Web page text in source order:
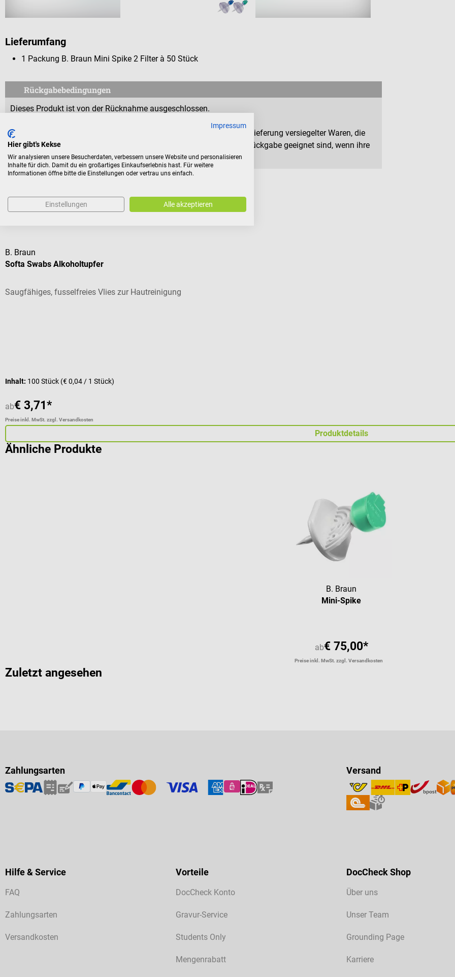
Lieferumfang
1 Packung B. Braun Mini Spike 2 Filter à 50 Stück
Rückgabebedingungen
Dieses Produkt ist von der Rücknahme ausgeschlossen.
Für Verbraucher besteht das Widerrufsrecht nicht bei Verträgen zur Lieferung versiegelter Waren, die
aus Gründen des Gesundheitsschutzes oder der Hygiene nicht zur Rückgabe geeignet sind, wenn ihre
Versiegelung nach der Lieferung entfernt wurde.
Kunden kauften auch
B. Braun
Softa Swabs Alkoholtupfer
Saugfähiges, fusselfreies Vlies zur Hautreinigung
Inhalt: 100 Stück (€ 0,04 / 1 Stück)
ab€ 3,71*
Preise inkl. MwSt. zzgl. Versandkosten
Produktdetails
Ähnliche Produkte
B. Braun
Mini-Spike
ab€ 75,00*
Preise inkl. MwSt. zzgl. Versandkosten
Zuletzt angesehen
Zahlungsarten Versand
Hilfe & Service
FAQ
Zahlungsarten
Versandkosten
Vorteile
DocCheck Konto
Gravur-Service
Students Only
Mengenrabatt
DocCheck Shop
Über uns
Unser Team
Grounding Page
Karriere
Impressum
Hier gibt's Kekse
Wir analysieren unsere Besucherdaten, verbessern unsere Website und personalisieren
Inhalte für dich. Damit du ein großartiges Einkaufserlebnis hast. Für weitere
Informationen öffne bitte die Einstellungen oder vertrau uns einfach.
Einstellungen Alle akzeptieren